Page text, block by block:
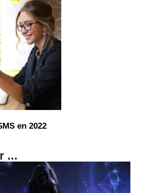
en 2022
...